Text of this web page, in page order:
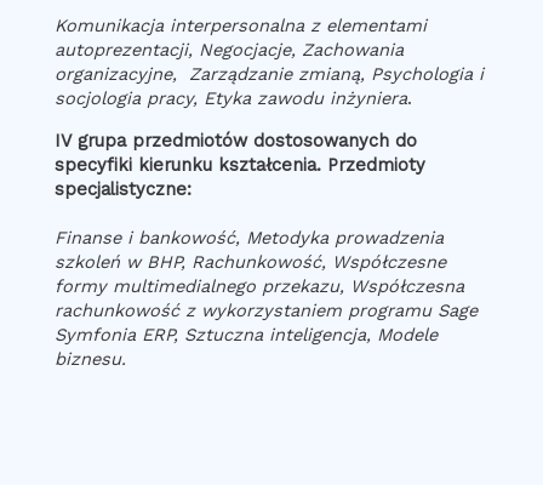
Komunikacja interpersonalna z elementami
autoprezentacji, Negocjacje, Zachowania
organizacyjne, Zarządzanie zmianą, Psychologia i
socjologia pracy, Etyka zawodu inżyniera.
IV grupa przedmiotów dostosowanych do
specyfiki kierunku kształcenia. Przedmioty
specjalistyczne:
Finanse i bankowość, Metodyka prowadzenia
szkoleń w BHP, Rachunkowość, Współczesne
formy multimedialnego przekazu, Współczesna
rachunkowość z wykorzystaniem programu Sage
Symfonia ERP, Sztuczna inteligencja, Modele
biznesu.